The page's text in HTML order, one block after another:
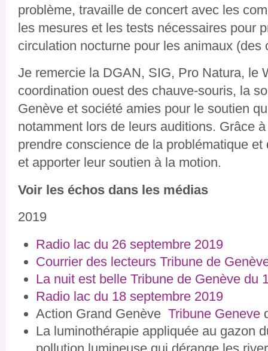
problème, travaille de concert avec les
les mesures et les tests nécessaires pour
circulation nocturne pour les animaux (des
Je remercie la DGAN, SIG, Pro Natura, le
coordination ouest des chauve-souris, la
Genève et société amies pour le soutien
notamment lors de leurs auditions. Grâce
prendre conscience de la problématique
et apporter leur soutien à la motion.
Voir les échos dans les médias
2019
Radio lac du 26 septembre 2019
Courrier des lecteurs Tribune de
La nuit est belle Tribune de Genève du
Radio lac du 18 septembre 2019
Action Grand Genève Tribune Geneve
La luminothérapie appliquée au gazon